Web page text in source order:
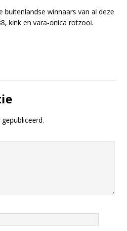
buitenlandse winnaars van al deze
kink en vara-onica rotzooi.